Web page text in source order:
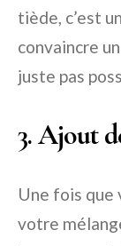
tiède, c’est
convaincre
juste pas
3. Ajout
Une fois que
votre